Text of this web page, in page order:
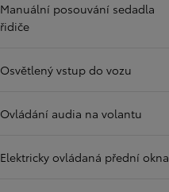
Manuální posouvání sedadla
řidiče
Osvětlený vstup do vozu
Ovládání audia na volantu
Elektricky ovládaná přední okna